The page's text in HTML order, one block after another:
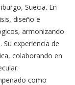
Suecia. En
diseño e
armonizando
experiencia de
colaborando en
como